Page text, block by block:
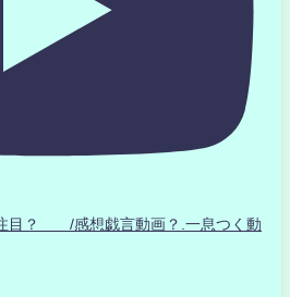
目？ /感想戯言動画？.一息つく動